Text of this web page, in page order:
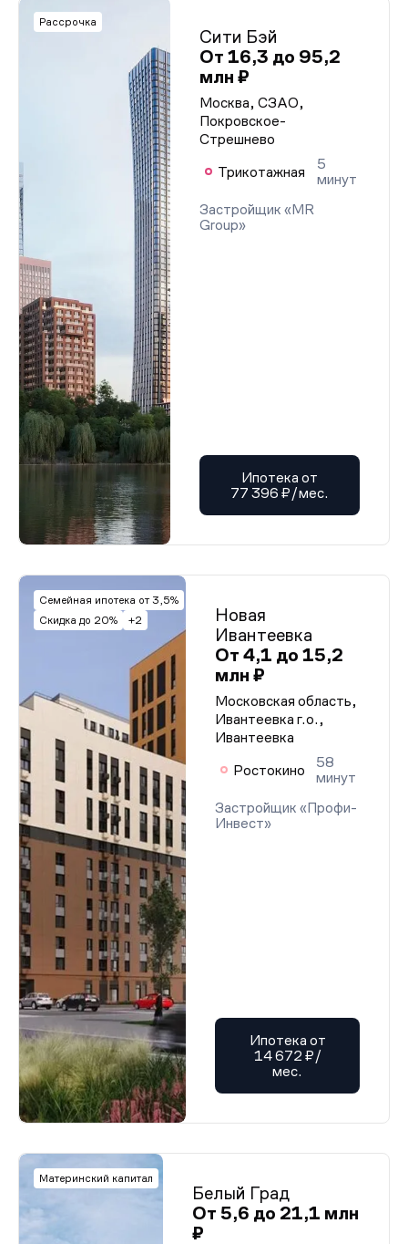
Рассрочка
Сити Бэй
От 16,3 до 95,2
млн ₽
Москва, СЗАО,
Покровское-
Стрешнево
Трикотажная
5
минут
Застройщик «MR
Group»
Ипотека от
77 396 ₽/мес.
Семейная ипотека от 3,5%
Скидка до 20%
+2
Новая
Ивантеевка
От 4,1 до 15,2
млн ₽
Московская область,
Ивантеевка г.о.,
Ивантеевка
Ростокино
58
минут
Застройщик «Профи-
Инвест»
Ипотека от
14 672 ₽/
мес.
Материнский капитал
Белый Град
От 5,6 до 21,1 млн
₽